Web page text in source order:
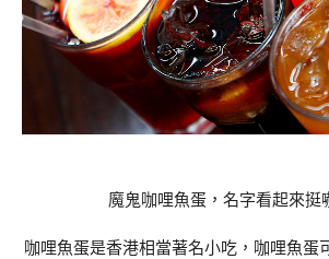
魔鬼咖哩魚蛋，名字看起來挺
咖哩魚蛋是香港相當著名小吃，咖哩魚蛋